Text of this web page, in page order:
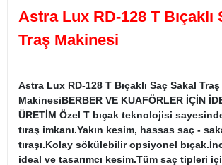
Astra Lux RD-128 T Bıçaklı
Traş Makinesi
Astra Lux RD-128 T Bıçaklı Saç Sakal Traş
MakinesiBERBER VE KUAFÖRLER İÇİN
ÜRETİM Özel T bıçak teknolojisi sayesinde
tıraş imkanı.Yakın kesim, hassas saç -
tıraşı.Kolay sökülebilir opsiyonel
ideal ve tasarımcı kesim.Tüm saç tipleri